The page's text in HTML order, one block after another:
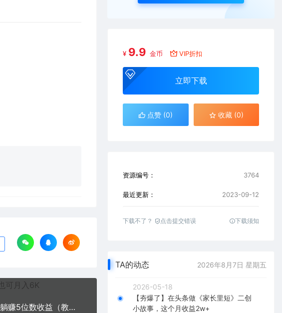
外面收费6980的AI美女项目！每月躺赚5位数收益（教程+素材+工具）
¥ 9.9 金币 VIP折扣
立即下载
点赞 (0) 收藏 (0)
资源编号： 3764
最近更新： 2023-09-12
下载不了？ 点击提交错误 下载须知
TA的动态 2026年8月7日 星期五
2026-05-18
【夯爆了】在头条做《家长里短》二创
小故事，这个月收益2w+